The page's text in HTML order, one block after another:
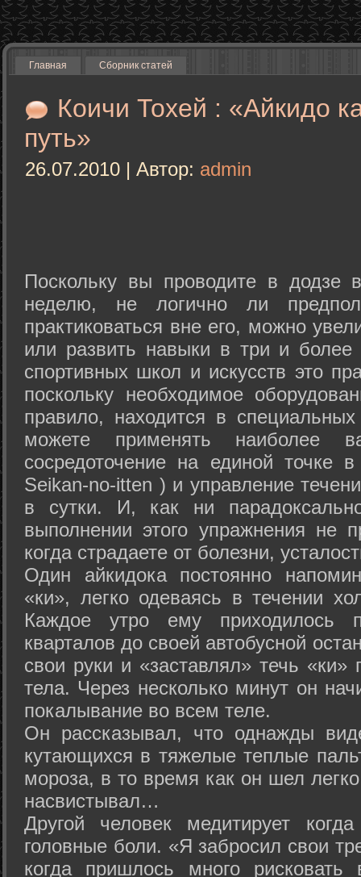
Главная Сборник статей
Коичи Тохей : «Айкидо
путь»
26.07.2010 | Автор: admin
Поскольку вы проводите в додзе
неделю, не логично ли
практиковаться вне его, можно
или развить навыки в три и
спортивных школ и искусств это
поскольку необходимое
правило, находится в
можете применять наиболее
сосредоточение на единой точке
Seikan-­no-­itten ) и управление
в сутки. И, как ни
выполнении этого упражнения не
когда страдаете от болезни,
Один айкидока постоянно
«ки», легко одеваясь в течении
Каждое утро ему приходилось
кварталов до своей автобусной
свои руки и «заставлял» течь «ки»
тела. Через несколько минут он
покалывание во всем теле.
Он рассказывал, что однажды
кутающихся в тяжелые теплые
мороза, в то время как он шел
насвистывал…
Другой человек медитирует
головные боли. «Я забросил свои
когда пришлось много